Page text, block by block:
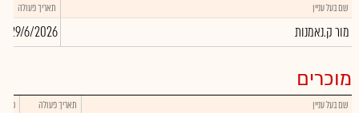
שם בעל עניין תאריך פעולה
מור ק.נאמנות 29/6/2026
מוכרים
שם בעל עניין תאריך פעולה כמות